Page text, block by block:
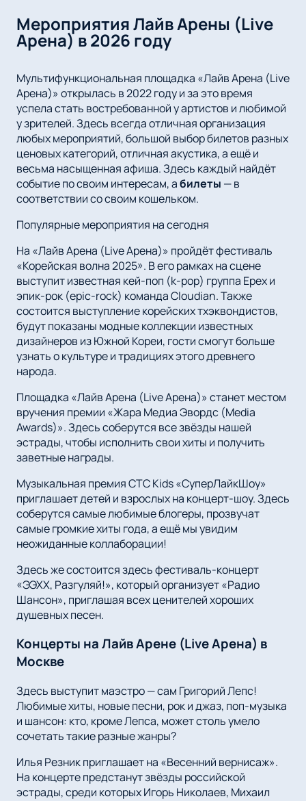
Мероприятия Лайв Арены (Live
Арена) в 2026 году
Мультифункциональная площадка «Лайв Арена (Live
Арена)» открылась в 2022 году и за это время
успела стать востребованной у артистов и любимой
у зрителей. Здесь всегда отличная организация
любых мероприятий, большой выбор билетов разных
ценовых категорий, отличная акустика, а ещё и
весьма насыщенная афиша. Здесь каждый найдёт
событие по своим интересам, абилеты — в
соответствии со своим кошельком.
Популярные мероприятия на сегодня
На «Лайв Арена (Live Арена)» пройдёт фестиваль
«Корейская волна 2025». В его рамках на сцене
выступит известная кей-поп (k-pop) группа Epex и
эпик-рок (epic-rock) команда Cloudian. Также
состоится выступление корейских тхэквондистов,
будут показаны модные коллекции известных
дизайнеров из Южной Кореи, гости смогут больше
узнать о культуре и традициях этого древнего
народа.
Площадка «Лайв Арена (Live Арена)» станет местом
вручения премии «Жара Медиа Эвордс (Media
Awards)». Здесь соберутся все звёзды нашей
эстрады, чтобы исполнить свои хиты и получить
заветные награды.
Музыкальная премия СТС Kids «СуперЛайкШоу»
приглашает детей и взрослых на концерт-шоу. Здесь
соберутся самые любимые блогеры, прозвучат
самые громкие хиты года, а ещё мы увидим
неожиданные коллаборации!
Здесь же состоится здесь фестиваль-концерт
«ЭЭХХ, Разгуляй!», который организует «Радио
Шансон», приглашая всех ценителей хороших
душевных песен.
Концерты на Лайв Арене (Live Арена) в
Москве
Здесь выступит маэстро — сам Григорий Лепс!
Любимые хиты, новые песни, рок и джаз, поп-музыка
и шансон: кто, кроме Лепса, может столь умело
сочетать такие разные жанры?
Илья Резник приглашает на «Весенний вернисаж».
На концерте предстанут звёзды российской
эстрады, среди которых Игорь Николаев, Михаил